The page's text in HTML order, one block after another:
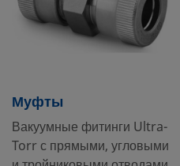
Муфты
Вакуумные фитинги Ultra-
Torr с прямыми, угловыми